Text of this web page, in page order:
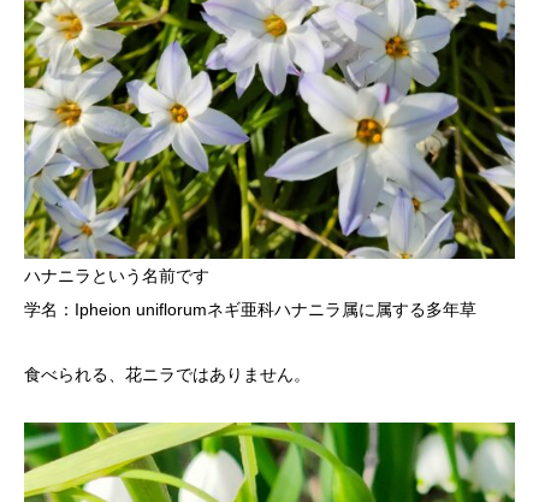
ハナニラという名前です
学名：Ipheion uniflorumネギ亜科ハナニラ属に属する多年草
食べられる、花ニラではありません。